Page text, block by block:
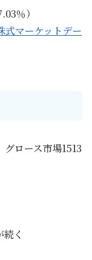
％）
マーケットデー
ロース市場1513
く